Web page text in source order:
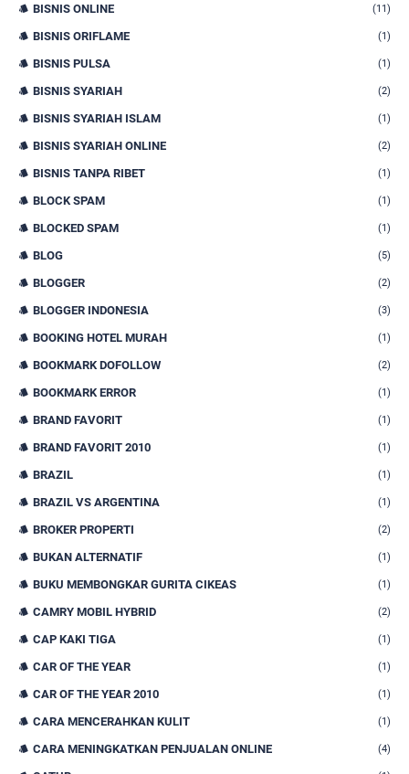
BISNIS ONLINE (11)
BISNIS ORIFLAME (1)
BISNIS PULSA (1)
BISNIS SYARIAH (2)
BISNIS SYARIAH ISLAM (1)
BISNIS SYARIAH ONLINE (2)
BISNIS TANPA RIBET (1)
BLOCK SPAM (1)
BLOCKED SPAM (1)
BLOG (5)
BLOGGER (2)
BLOGGER INDONESIA (3)
BOOKING HOTEL MURAH (1)
BOOKMARK DOFOLLOW (2)
BOOKMARK ERROR (1)
BRAND FAVORIT (1)
BRAND FAVORIT 2010 (1)
BRAZIL (1)
BRAZIL VS ARGENTINA (1)
BROKER PROPERTI (2)
BUKAN ALTERNATIF (1)
BUKU MEMBONGKAR GURITA CIKEAS (1)
CAMRY MOBIL HYBRID (2)
CAP KAKI TIGA (1)
CAR OF THE YEAR (1)
CAR OF THE YEAR 2010 (1)
CARA MENCERAHKAN KULIT (1)
CARA MENINGKATKAN PENJUALAN ONLINE (4)